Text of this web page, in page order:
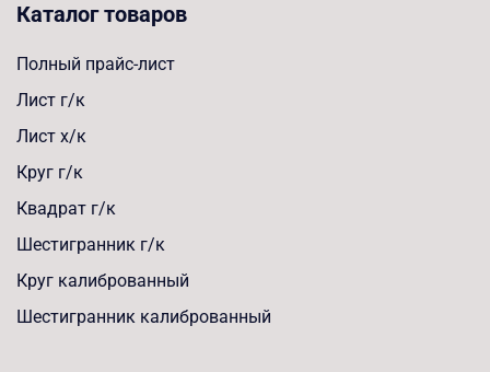
Каталог товаров
Полный прайс-лист
Лист г/к
Лист х/к
Круг г/к
Квадрат г/к
Шестигранник г/к
Круг калиброванный
Шестигранник калиброванный